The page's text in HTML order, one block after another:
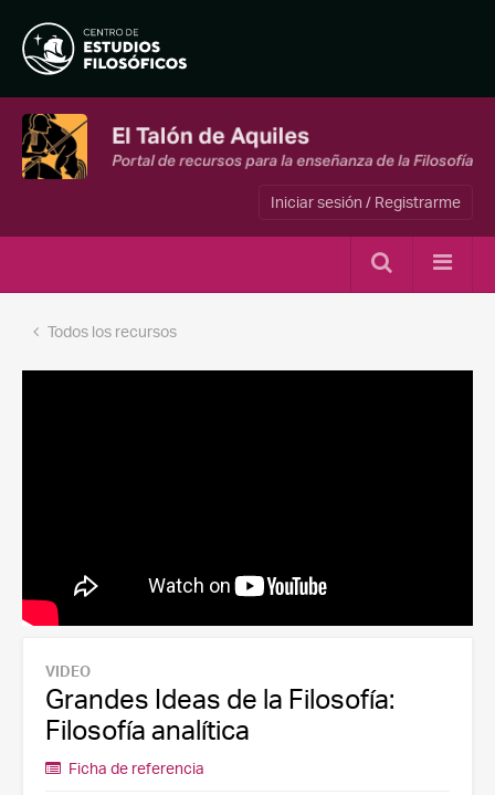
Iniciar sesión / Registrarme
Todos los recursos
VIDEO
Grandes Ideas de la Filosofía:
Filosofía analítica
Ficha de referencia